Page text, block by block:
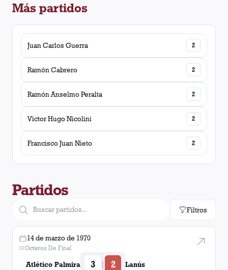
Más partidos
Juan Carlos Guerra 2
Ramón Cabrero 2
Ramón Anselmo Peralta 2
Victor Hugo Nicolini 2
Francisco Juan Nieto 2
Partidos
Filtros
14 de marzo de 1970
Octavos De Final
Atlético Palmira 3 | 2 Lanús